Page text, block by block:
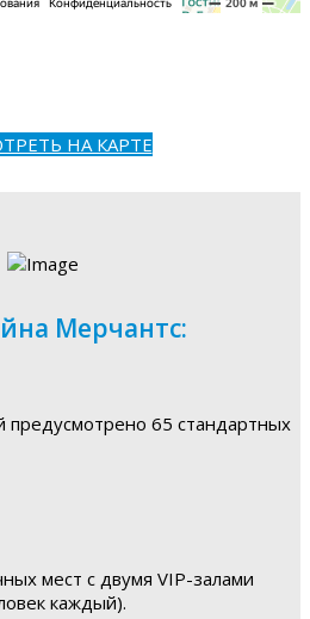
НА КАРТЕ
Мерчантс:
предусмотрено 65 стандартных
мест с двумя VIP-залами
каждый).